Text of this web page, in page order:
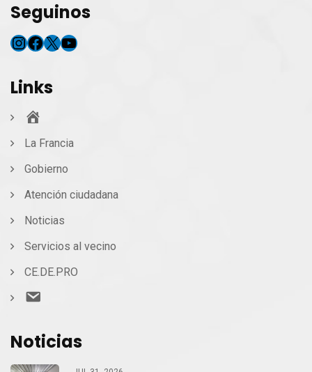
Seguinos
Instagram
Facebook
X YouTube
Links
La Francia
Gobierno
Atención ciudadana
Noticias
Servicios al vecino
CE.DE.PRO
Noticias